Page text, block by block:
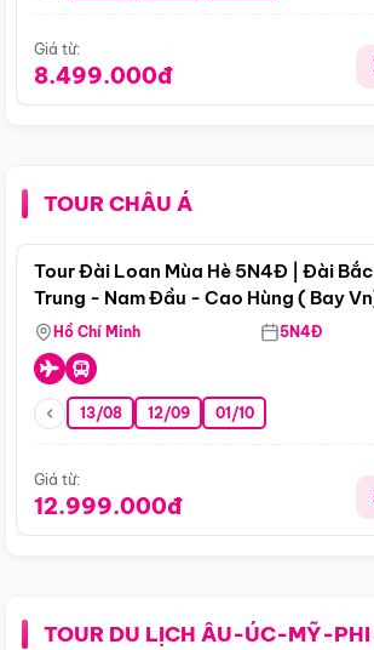
Giá từ:
8.499.000đ
TOUR CHÂU Á
Tour Đài Loan Mùa Hè 5N4Đ | Đài
Trung - Nam Đầu - Cao Hùng ( Bay
Hồ Chí Minh 5N4Đ
13/08 12/09 01/10
Giá từ:
12.999.000đ
TOUR DU LỊCH ÂU-ÚC-MỸ-PHI